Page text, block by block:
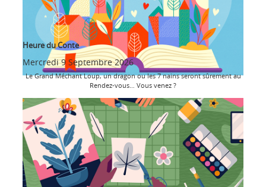
Heure du Conte
Mercredi 9 Septembre 2026
Le Grand Méchant Loup, un dragon ou les 7 nains seront sûrement au
Rendez-vous… Vous venez ?